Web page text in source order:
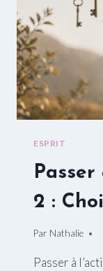
ESPRIT
Passer
2 :
Par Nathalie
03/03/2016
Passer à